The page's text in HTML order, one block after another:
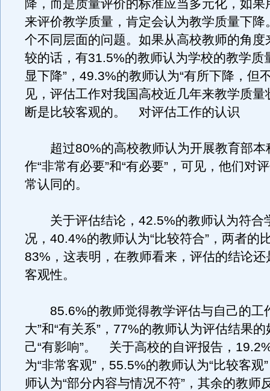
降，而是质量评价的标准应当多元化，如果
来评价教学质量，肯定会认为教学质量下降
个不同层面的问题。如果从高校教师的角度
较的话，有31.5%的教师认为学校的教学质
显下降”，49.3%的教师认为“有所下降，但
见，评估工作对我国高校近几年来教学质量
断是比较客观的。 对评估工作的认识
超过80%的高校教师认为开展教育部本
作“非常有必要”和“有必要”，可见，他们对
常认同的。
关于评估结论，42.5%的教师认为符合
况，40.4%的教师认为“比较符合”，两者的
83%，这表明，在教师看来，评估的结论还
客观性。
85.6%的教师觉得教学评估与自己的工
大”和“有关系”，77%的教师认为评估结果
己“有影响”。 关于高校的自评报告，
为“非常客观”，55.5%的教师认为“比较客观
师认为“部分内容与情况不符”，其余的教师